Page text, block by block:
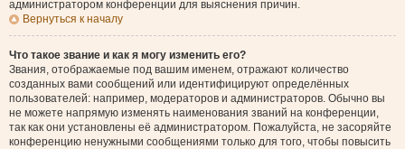
администратором конференции для выяснения причин.
Вернуться к началу
Что такое звание и как я могу изменить его?
Звания, отображаемые под вашим именем, отражают количество
созданных вами сообщений или идентифицируют определённых
пользователей: например, модераторов и администраторов. Обычно вы
не можете напрямую изменять наименования званий на конференции,
так как они установлены её администратором. Пожалуйста, не засоряйте
конференцию ненужными сообщениями только для того, чтобы повысить